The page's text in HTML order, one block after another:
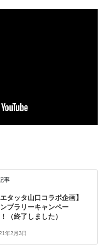
事
エタッタ山口コラボ企画】
プラリーキャンペー
（終了しました）
年2月3日